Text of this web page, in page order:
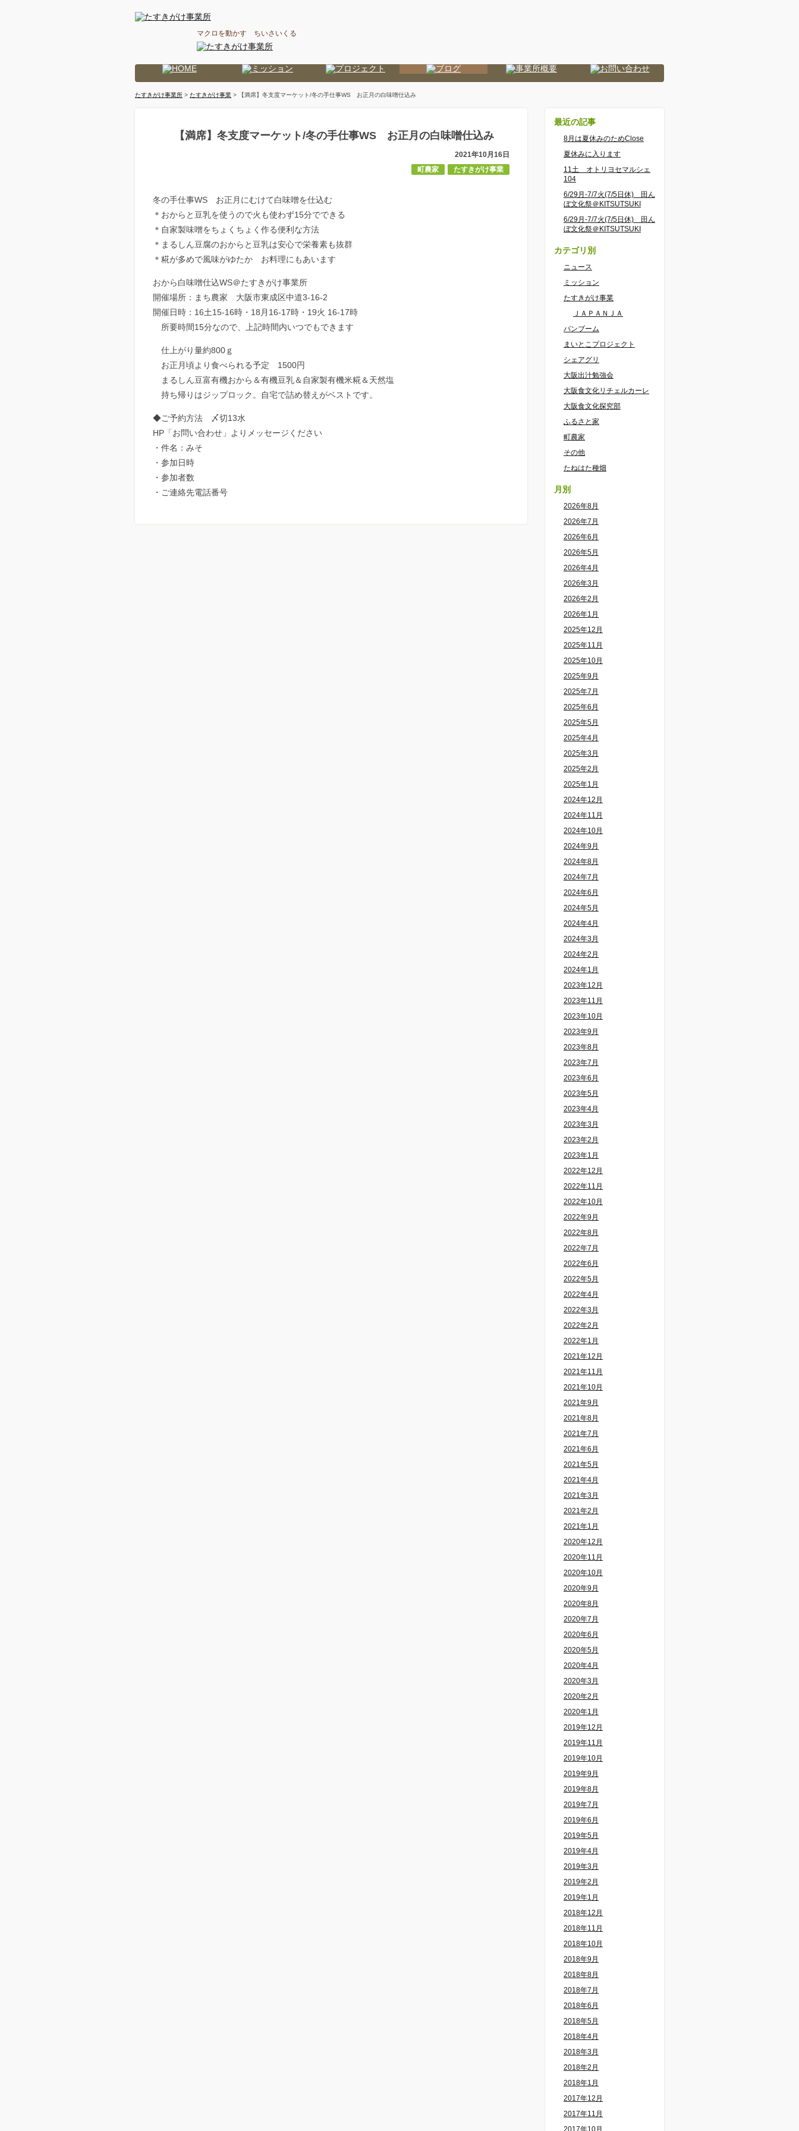
マクロを動かす ちいさいくる
たすきがけ事業所 > たすきがけ事業 > 【満席】冬支度マーケット/冬の手仕事WS お正月の白味噌仕込み
【満席】冬支度マーケット/冬の手仕事WS お正月の白味噌仕込み
2021年10月16日
たすきがけ事業
町農家
冬の手仕事WS お正月にむけて白味噌を仕込む
＊おからと豆乳を使うので火も使わず15分でできる
＊自家製味噌をちょくちょく作る便利な方法
＊まるしん豆腐のおからと豆乳は安心で栄養素も抜群
＊糀が多めで風味がゆたか お料理にもあいます
おから白味噌仕込WS＠たすきがけ事業所
開催場所：まち農家 大阪市東成区中道3-16-2
開催日時：16土15-16時・18月16-17時・19火 16-17時
所要時間15分なので、上記時間内いつでもできます
仕上がり量約800ｇ
お正月頃より食べられる予定 1500円
まるしん豆富有機おから＆有機豆乳＆自家製有機米糀＆天然塩
持ち帰りはジップロック。自宅で詰め替えがベストです。
◆ご予約方法 〆切13水
HP「お問い合わせ」よりメッセージください
・件名：みそ
・参加日時
・参加者数
・ご連絡先電話番号
最近の記事
8月は夏休みのためClose
夏休みに入ります
11土 オトリヨセマルシェ
104
6/29月-7/7火(7/5日休) 田ん
ぼ文化祭＠KITSUTSUKI
6/29月-7/7火(7/5日休) 田ん
ぼ文化祭＠KITSUTSUKI
カテゴリ別
ニュース
ミッション
たすきがけ事業
ＪＡＰＡＮＪＡ
バンブーム
まいとこプロジェクト
シェアグリ
大阪出汁勉強会
大阪食文化リチェルカーレ
大阪食文化探究部
ふるさと家
町農家
その他
たねはた種畑
月別
2026年8月
2026年7月
2026年6月
2026年5月
2026年4月
2026年3月
2026年2月
2026年1月
2025年12月
2025年11月
2025年10月
2025年9月
2025年7月
2025年6月
2025年5月
2025年4月
2025年3月
2025年2月
2025年1月
2024年12月
2024年11月
2024年10月
2024年9月
2024年8月
2024年7月
2024年6月
2024年5月
2024年4月
2024年3月
2024年2月
2024年1月
2023年12月
2023年11月
2023年10月
2023年9月
2023年8月
2023年7月
2023年6月
2023年5月
2023年4月
2023年3月
2023年2月
2023年1月
2022年12月
2022年11月
2022年10月
2022年9月
2022年8月
2022年7月
2022年6月
2022年5月
2022年4月
2022年3月
2022年2月
2022年1月
2021年12月
2021年11月
2021年10月
2021年9月
2021年8月
2021年7月
2021年6月
2021年5月
2021年4月
2021年3月
2021年2月
2021年1月
2020年12月
2020年11月
2020年10月
2020年9月
2020年8月
2020年7月
2020年6月
2020年5月
2020年4月
2020年3月
2020年2月
2020年1月
2019年12月
2019年11月
2019年10月
2019年9月
2019年8月
2019年7月
2019年6月
2019年5月
2019年4月
2019年3月
2019年2月
2019年1月
2018年12月
2018年11月
2018年10月
2018年9月
2018年8月
2018年7月
2018年6月
2018年5月
2018年4月
2018年3月
2018年2月
2018年1月
2017年12月
2017年11月
2017年10月